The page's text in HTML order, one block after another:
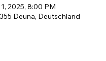
2025, 8:00 PM
Deuna, Deutschland